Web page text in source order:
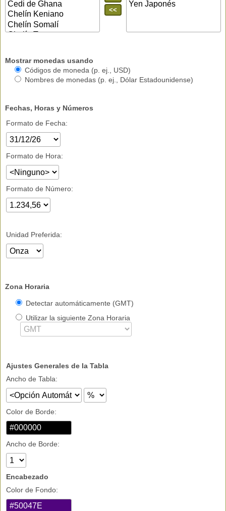
<<
Mostrar monedas usando
Códigos de moneda (p. ej., USD)
Nombres de monedas (p. ej., Dólar Estadounidense)
Fechas, Horas y Números
Formato de Fecha:
Formato de Hora:
Formato de Número:
Unidad Preferida:
Zona Horaria
Detectar automáticamente (GMT)
Utilizar la siguiente Zona Horaria
Ajustes Generales de la Tabla
Ancho de Tabla:
Color de Borde:
Ancho de Borde:
Encabezado
Color de Fondo: